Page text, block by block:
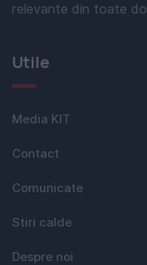
relevante din toate
Utile
Media KIT
Contact
Comunicate
Stiri calde
Despre noi